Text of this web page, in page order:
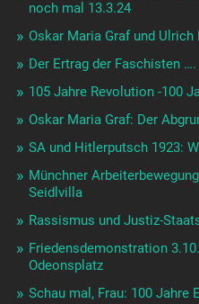
noch mal 13.3.24
Oskar Maria Graf und Ulrich
Der Ertrag der Faschisten ….
105 Jahre Revolution -100
Oskar Maria Graf: Der
SA und Hitlerputsch 1923:
Münchner
Seidlvilla
Rassismus und Justiz-
Friedensdemonstration
Odeonsplatz
Schau mal, Frau: 100 Jahre